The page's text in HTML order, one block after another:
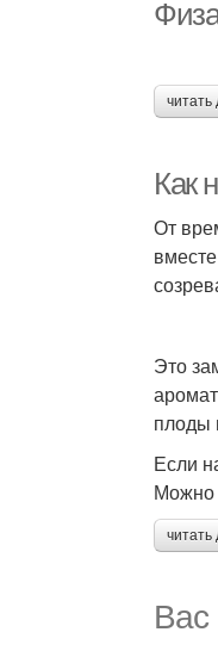
Как
От
Это
плоды
Если
Можно
Вас